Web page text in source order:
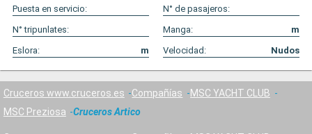
Puesta en servicio:
N° de pasajeros:
N° tripunlates:
Manga:
m
Eslora:
m Velocidad: Nudos
Cruceros www.cruceros.es Compañías
MSC YACHT CLUB
MSC Preziosa
Cruceros Artico